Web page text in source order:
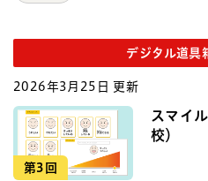
デジタル道具
2026年3月25日 更新
第3回
スマイ
校）